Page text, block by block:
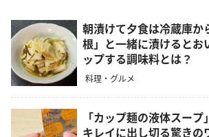
朝漬けて夕食は冷蔵庫か
根」と一緒に漬けるとお
ップする調味料とは？
料理・グルメ
「カップ麺の液体スー
キレイに出し切る驚きの